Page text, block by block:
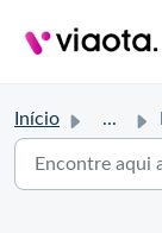
Início ...